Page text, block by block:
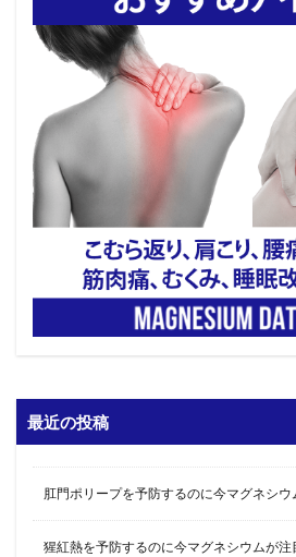
最近の投稿
肛門ポリープを予防するのに今マグネシウ
猩紅熱を予防するのに今マグネシウムが注